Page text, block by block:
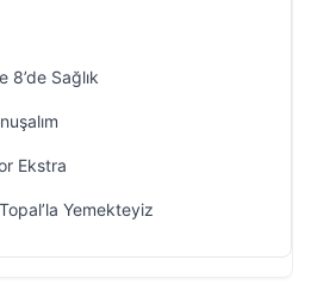
Sağlık
Ekstra
Yemekteyiz